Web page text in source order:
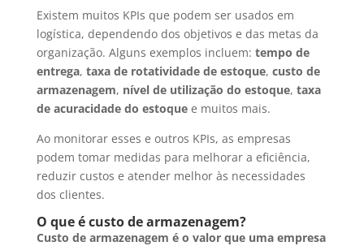
Existem muitos KPIs que podem ser usados em
logística, dependendo dos objetivos e das metas da
organização. Alguns exemplos incluem: tempo de
entrega, taxa de rotatividade de estoque, custo de
armazenagem, nível de utilização do estoque, taxa
de acuracidade do estoque e muitos mais.
Ao monitorar esses e outros KPIs, as empresas
podem tomar medidas para melhorar a eficiência,
reduzir custos e atender melhor às necessidades
dos clientes.
O que é custo de armazenagem?
Custo de armazenagem é o valor que uma empresa